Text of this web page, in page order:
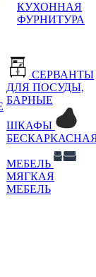
КУХОННАЯ
ФУРНИТУРА
СЕРВАНТЫ
ДЛЯ ПОСУДЫ,
БАРНЫЕ
ШКАФЫ
МЕБЕЛЬ
МЯГКАЯ
МЕБЕЛЬ